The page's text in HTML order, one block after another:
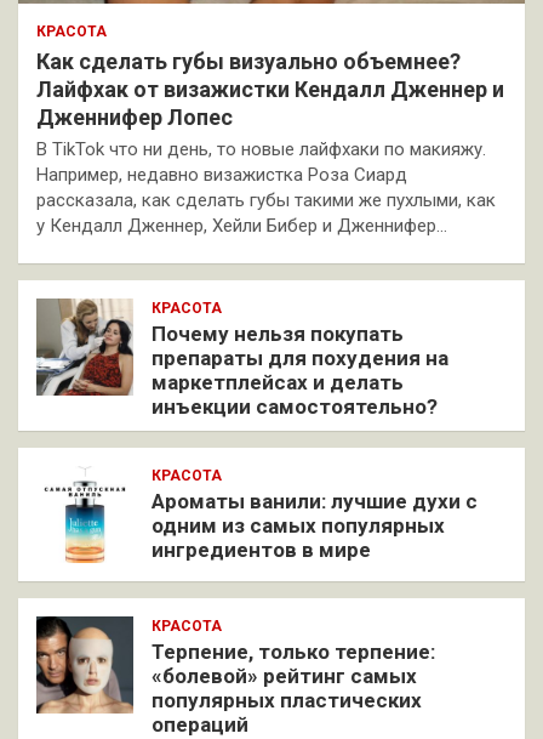
КРАСОТА
Как сделать губы визуально объемнее?
Лайфхак от визажистки Кендалл Дженнер и
Дженнифер Лопес
В TikTok что ни день, то новые лайфхаки по макияжу.
Например, недавно визажистка Роза Сиард
рассказала, как сделать губы такими же пухлыми, как
у Кендалл Дженнер, Хейли Бибер и Дженнифер…
КРАСОТА
Почему нельзя покупать
препараты для похудения на
маркетплейсах и делать
инъекции самостоятельно?
КРАСОТА
Ароматы ванили: лучшие духи с
одним из самых популярных
ингредиентов в мире
КРАСОТА
Терпение, только терпение:
«болевой» рейтинг самых
популярных пластических
операций